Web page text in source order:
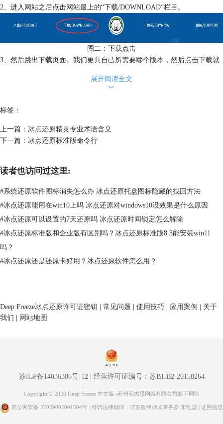
2、进入网站之后点击网站最上的“下载/DOWNLOAD”栏目。
图二：下载点击
3、然后跳出下载页面。我们更具自己所需要哪个版本，然后点击下载就
图二：版本选择
小编在这里要提醒大家，每个版本功能都不一样的，要选对适合的版本
还原版本？
展开阅读全文
︾
标签：
上一篇： 冰点还原精灵专业术语含义
下一篇： 冰点还原标准版命令行
读者也访问过这里:
#系统还原软件图标消失怎么办 冰点还原托盘图标隐藏的找回方法
#冰点还原能用在win10上吗 冰点还原对windows10没效果是什么原因
#冰点还原可以设置的7天还原吗 冰点还原时间锁定怎么解除
#冰点还原标准版和企业版有区别吗？冰点还原标准版8.3能安装win11
吗？
#冰点还原还是还原卡好用？冰点还原软件怎么用？
Deep Freeze冰点还原许可证密钥 常见问题 使用技巧 应用案例
关于
我们
网站地图
苏ICP备14036386号-12| 经营许可证编号：苏B1.B2-20150264
Copyright © 2026 Deep Freeze 中文版 -苏州苏杰思网络有限公司旗下网站
苏公网安备 32059002001504号 | 特聘法律顾问：江苏政纬律师事务所 宋红波 | 证照信息